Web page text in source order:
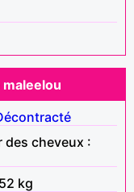
des cheveux :
kg